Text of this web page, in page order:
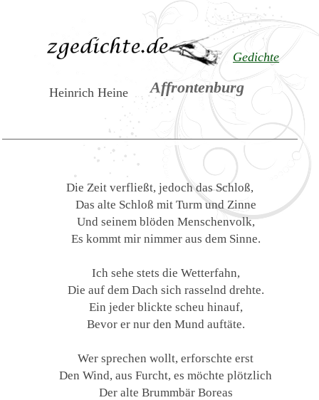
Gedichte
Affrontenburg
Heinrich Heine
Die Zeit verfließt, jedoch das Schloß,
Das alte Schloß mit Turm und Zinne
Und seinem blöden Menschenvolk,
Es kommt mir nimmer aus dem Sinne.
Ich sehe stets die Wetterfahn,
Die auf dem Dach sich rasselnd drehte.
Ein jeder blickte scheu hinauf,
Bevor er nur den Mund auftäte.
Wer sprechen wollt, erforschte erst
Den Wind, aus Furcht, es möchte plötzlich
Der alte Brummbär Boreas